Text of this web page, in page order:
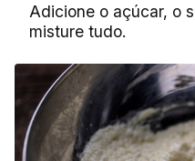
Adicione o açúcar, o
misture tudo.